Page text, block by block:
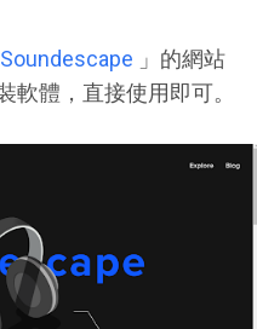
Soundescape 」的網站
軟體，直接使用即可。